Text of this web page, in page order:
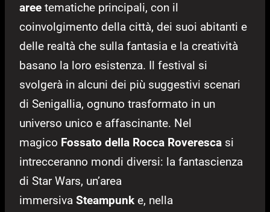
aree tematiche principali, con il
coinvolgimento della città, dei suoi abitanti e
delle realtà che sulla fantasia e la creatività
basano la loro esistenza. Il festival si
svolgerà in alcuni dei più suggestivi scenari
di Senigallia, ognuno trasformato in un
universo unico e affascinante. Nel
magico Fossato della Rocca Roveresca si
intrecceranno mondi diversi: la fantascienza
di Star Wars, un’area
immersiva Steampunk e, nella